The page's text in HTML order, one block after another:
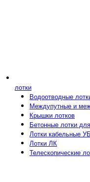
лотки
Водоотводные
Междупутные и
Крышки лотков
Бетонные лотки
Лотки кабельные
Лотки ЛК
Телескопические